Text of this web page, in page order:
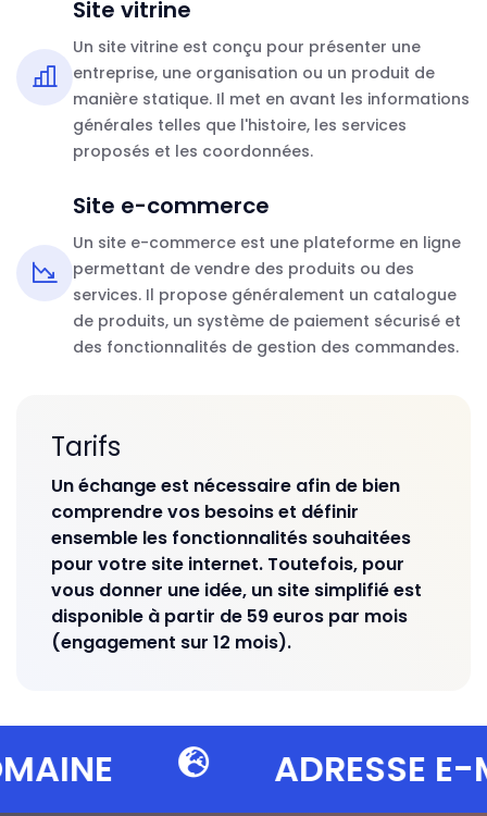
Site vitrine
Un site vitrine est conçu pour présenter une
entreprise, une organisation ou un produit de
manière statique. Il met en avant les informations
générales telles que l'histoire, les services
proposés et les coordonnées.
Site e-commerce
Un site e-commerce est une plateforme en ligne
permettant de vendre des produits ou des
services. Il propose généralement un catalogue
de produits, un système de paiement sécurisé et
des fonctionnalités de gestion des commandes.
Tarifs
Un échange est nécessaire afin de bien
comprendre vos besoins et définir
ensemble les fonctionnalités souhaitées
pour votre site internet. Toutefois, pour
vous donner une idée, un site simplifié est
disponible à partir de 59 euros par mois
(engagement sur 12 mois).
ADRESSE E-